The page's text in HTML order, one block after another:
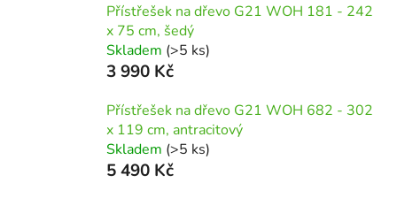
Přístřešek na dřevo G21 WOH 181 - 242
x 75 cm, šedý
Skladem (>5 ks)
3 990 Kč
Přístřešek na dřevo G21 WOH 682 - 302
x 119 cm, antracitový
Skladem (>5 ks)
5 490 Kč